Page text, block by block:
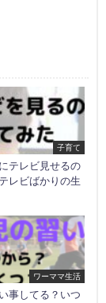
子育て
テレビ見せるの
レビばかりの生
ワーママ生活
事してる？いつ